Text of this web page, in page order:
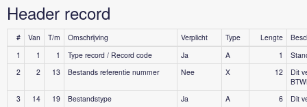
Header record
# Van T/m Omschrijving Verplicht Type Lengte
1
1 1 Type record / Record code Ja A 1
2
2 13 Bestands referentie nummer Nee X 12
Dit
3
14 19 Bestandstype Ja A 6
Dit